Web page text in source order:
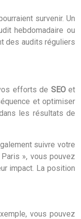
survenir. Un
hebdomadaire ou
des audits réguliers
efforts de SEOet
et optimiser
les résultats de
suivre votre
», vous pouvez
impact. La position
vous pouvez